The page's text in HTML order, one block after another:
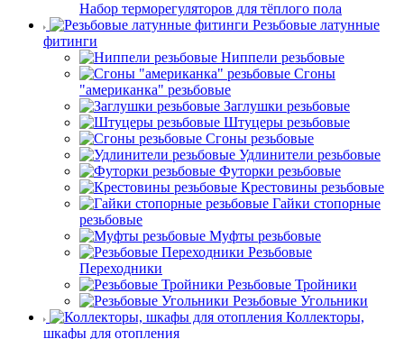
Набор терморегуляторов для тёплого пола
Резьбовые латунные
фитинги
Ниппели резьбовые
Сгоны
"американка" резьбовые
Заглушки резьбовые
Штуцеры резьбовые
Сгоны резьбовые
Удлинители резьбовые
Футорки резьбовые
Крестовины резьбовые
Гайки стопорные
резьбовые
Муфты резьбовые
Резьбовые
Переходники
Резьбовые Тройники
Резьбовые Угольники
Коллекторы,
шкафы для отопления